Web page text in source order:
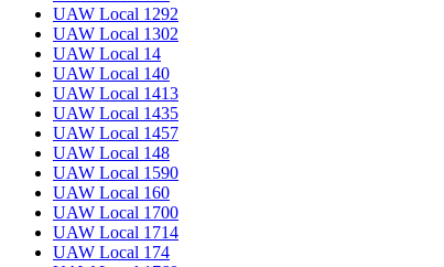
UAW Local 1292
UAW Local 1302
UAW Local 14
UAW Local 140
UAW Local 1413
UAW Local 1435
UAW Local 1457
UAW Local 148
UAW Local 1590
UAW Local 160
UAW Local 1700
UAW Local 1714
UAW Local 174